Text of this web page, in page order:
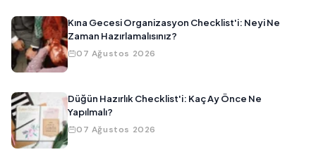
Kına Gecesi Organizasyon Checklist'i: Neyi Ne
Zaman Hazırlamalısınız?
07 Ağustos 2026
Düğün Hazırlık Checklist'i: Kaç Ay Önce Ne
Yapılmalı?
07 Ağustos 2026